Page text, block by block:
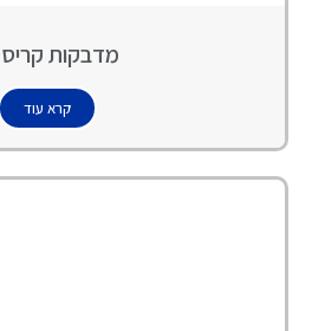
מדבקות
קרא עוד